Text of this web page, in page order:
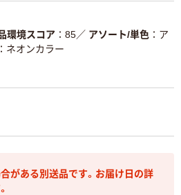
削減
の商品詳細「
環境スコア 85／ アソート/単色
ア
ネオンカラー
がある別送品です。お届け日の詳